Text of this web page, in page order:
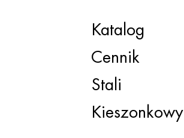
Katalog
Cennik
Stali
Kieszonkowy